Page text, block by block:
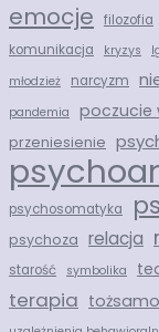
emocje filozofia
komunikacja kryzys
młodzież
narcyzm
pandemia
poczucie
przeniesienie
psychosomatyka
psychoza relacja
starość
symbolika
terapia